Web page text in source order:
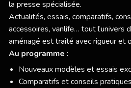
la presse spécialisée.
Actualités, essais, comparatifs,
accessoires, vanlife… tout l’univers
aménagé est traité avec rigueur et
Au programme :
Nouveaux modèles et essais
Comparatifs et conseils